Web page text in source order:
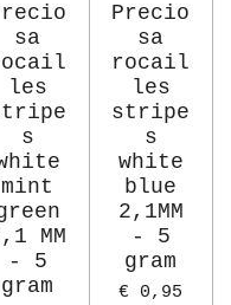
sa
les
s
mint
MM
- 5
gram
Precio
sa
rocail
les
stripe
s
white
blue
2,1MM
- 5
gram
€ 0,95